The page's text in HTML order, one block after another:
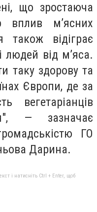
що зростаюча
вплив м’ясних
також відіграє
людей від м’яса.
таку здорову та
Європи, де за
вегетаріанців
— зазначає
ГО
Дарина.
і натисніть Ctrl + Enter, щоб